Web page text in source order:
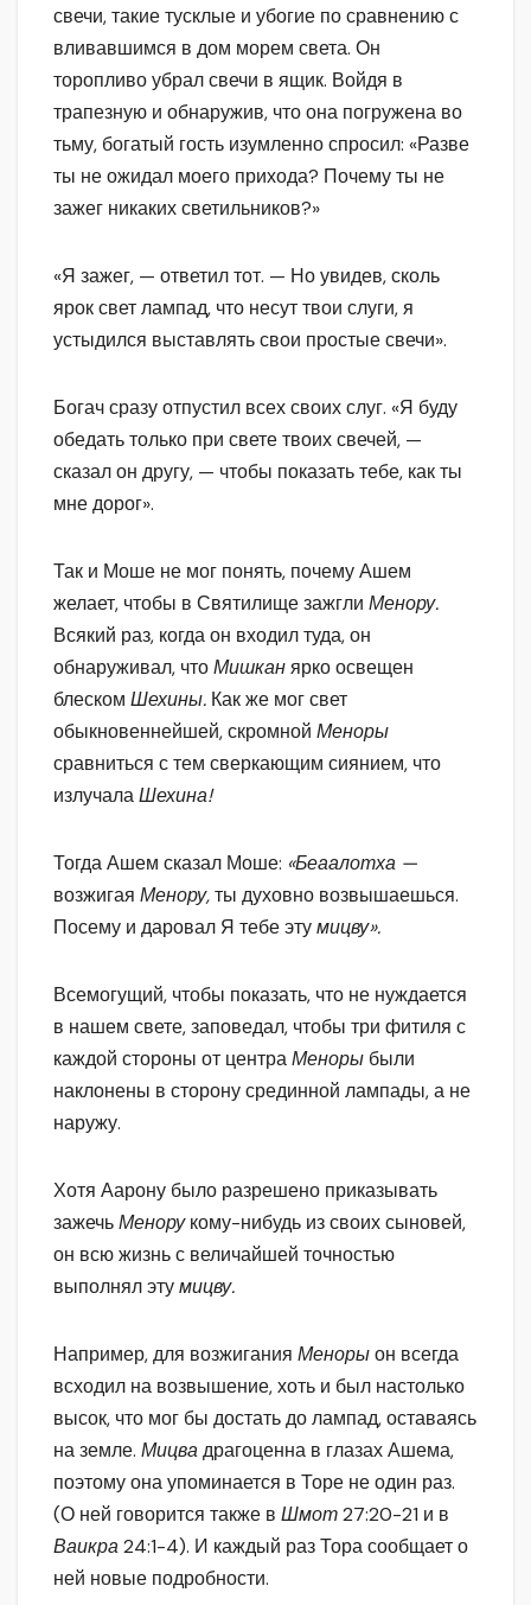
свечи, такие тусклые и убогие по сравнению с
вливавшимся в дом морем света. Он
торопливо убрал свечи в ящик. Войдя в
трапезную и обнаружив, что она погружена во
тьму, богатый гость изумленно спросил: «Разве
ты не ожидал моего прихода? Почему ты не
зажег никаких светильников?»
«Я зажег, — ответил тот. — Но увидев, сколь
ярок свет лампад, что несут твои слуги, я
устыдился выставлять свои простые свечи».
Богач сразу отпустил всех своих слуг. «Я буду
обедать только при свете твоих свечей, —
сказал он другу, — чтобы показать тебе, как ты
мне дорог».
Так и Моше не мог понять, почему Ашем
желает, чтобы в Святилище зажгли Менору.
Всякий раз, когда он входил туда, он
обнаруживал, чтоМишканярко освещен
блеском Шехины. Как же мог свет
обыкновеннейшей, скромной Меноры
сравниться с тем сверкающим сиянием, что
излучалаШехина!
Тогда Ашем сказал Моше: «Беаалотха —
возжигая Менору,ты духовно возвышаешься.
Посему и даровал Я тебе этумицву».
Всемогущий, чтобы показать, что не нуждается
в нашем свете, заповедал, чтобы три фитиля с
каждой стороны от центраМеноры были
наклонены в сторону срединной лампады, а не
наружу.
Хотя Аарону было разрешено приказывать
зажечьМенорукому-нибудь из своих сыновей,
он всю жизнь с величайшей точностью
выполнял этумицву.
Например, для возжигания Менорыон всегда
всходил на возвышение, хоть и был настолько
высок, что мог бы достать до лампад, оставаясь
на земле. Мицвадрагоценна в глазах Ашема,
поэтому она упоминается в Торе не один раз.
(О ней говорится также в Шмот27:20-21 и в
Ваикра24:1-4). И каждый раз Тора сообщает о
ней новые подробности.